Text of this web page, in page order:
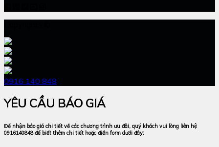
0916 140 848
YÊU CẦU BÁO GIÁ
Để nhận báo giá chi tiết về các chương trình ưu đãi, quý khách vui lòng liên hệ
0916140848 để biết thêm chi tiết hoặc điền form dưới đây: